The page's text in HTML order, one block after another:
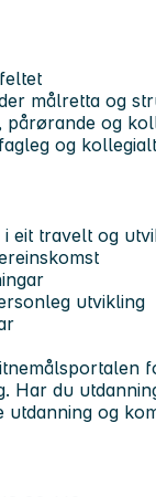
målretta og
pårørande og
og
eit travelt og
utvikling
Har du
og